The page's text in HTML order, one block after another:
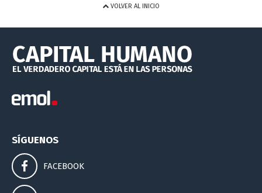
VOLVER AL INICIO
SÍGUENOS
FACEBOOK